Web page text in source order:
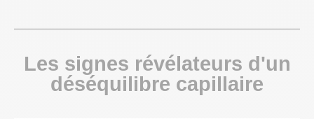
Les signes révélateurs d'un
déséquilibre capillaire